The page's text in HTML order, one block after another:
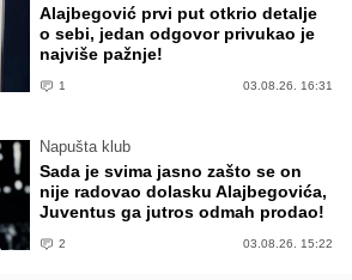
Alajbegović prvi put otkrio detalje
o sebi, jedan odgovor privukao je
najviše pažnje!
1 03.08.26. 16:31
Napušta klub
Sada je svima jasno zašto se on
nije radovao dolasku Alajbegovića,
Juventus ga jutros odmah prodao!
2 03.08.26. 15:22